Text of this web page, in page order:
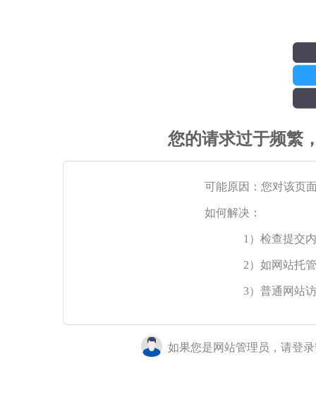
您的请求过于频繁
可能原因：您对该页
如何解决：
1）检查提交
2）如网站托
3）普通网站
如果您是网站管理员，请登